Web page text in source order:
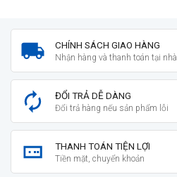
CHÍNH SÁCH GIAO HÀNG
Nhận hàng và thanh toán tại nhà
ĐỔI TRẢ DỄ DÀNG
Đổi trả hàng nếu sản phẩm lỗi
THANH TOÁN TIỆN LỢI
Tiền mặt, chuyển khoản